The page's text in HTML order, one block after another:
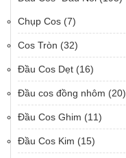
Chụp Cos (7)
Cos Tròn (32)
Đầu Cos Dẹt (16)
Đầu cos đồng nhôm (20)
Đầu Cos Ghim (11)
Đầu Cos Kim (15)